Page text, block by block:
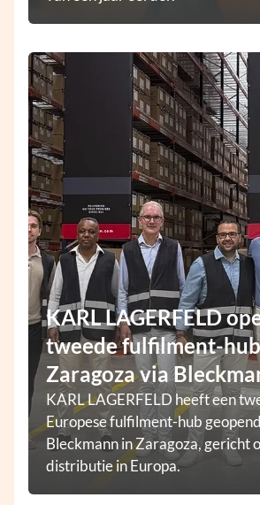
KARL LAGERFELD
tweede fulfilment-
Zaragoza via
KARL LAGERFELD heeft een
Europese fulfilment-hub
Bleckmann in Zaragoza, gericht
distributie in Europa.